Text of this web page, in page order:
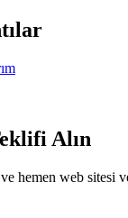
Alın
hemen web sitesi